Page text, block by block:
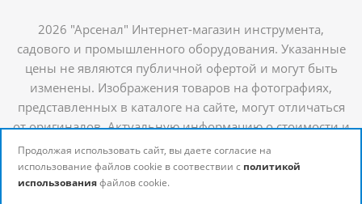
2026 "Арсенал" Интернет-магазин инструмента,
садового и промышленного оборудования. Указанные
цены не являются публичной офертой и могут быть
изменены. Изображения товаров на фотографиях,
представленных в каталоге на сайте, могут отличаться
от оригиналов. Актуальную информацию о стоимости и
наличии товаров можно получить у наших
менеджеров
Продолжая использовать сайт, вы даете согласие на
использование файлов cookie в соотвествии с политикой
использованияфайлов cookie.